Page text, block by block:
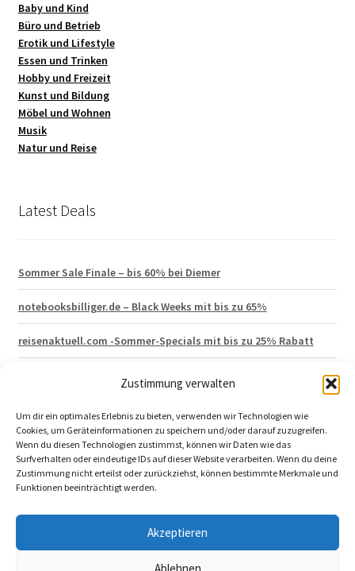
Zustimmung verwalten
Um dir ein optimales Erlebnis zu bieten, verwenden wir Technologien wie
Cookies, um Geräteinformationen zu speichern und/oder darauf zuzugreifen.
Wenn du diesen Technologien zustimmst, können wir Daten wie das
Surfverhalten oder eindeutige IDs auf dieser Website verarbeiten. Wenn du deine
Zustimmung nicht erteilst oder zurückziehst, können bestimmte Merkmale und
Funktionen beeinträchtigt werden.
Akzeptieren
Ablehnen
Baby und Kind
Büro und Betrieb
Erotik und Lifestyle
Essen und Trinken
Hobby und Freizeit
Kunst und Bildung
Möbel und Wohnen
Musik
Natur und Reise
Latest Deals
Sommer Sale Finale – bis 60% bei Diemer
notebooksbilliger.de – Black Weeks mit bis zu 65%
reisenaktuell.com -Sommer-Specials mit bis zu 25% Rabatt
© 2026 katalog-aktuell.de
Impressum|Datenschutzerklärung|